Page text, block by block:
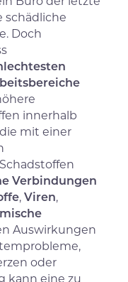
schädliche
Doch
innerhalb
mit einer
Verbindungen
,Viren,
Auswirkungen
oder
kann eine zu